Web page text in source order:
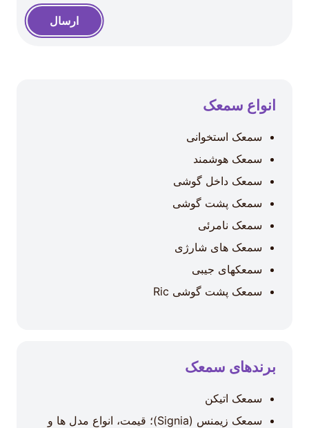
ارسال
انواع سمعک
سمعک استخوانی
سمعک هوشمند
سمعک داخل گوشی
سمعک پشت گوشی
سمعک نامرئی
سمعک های شارژی
سمعکهای جیبی
سمعک پشت گوشی Ric
برندهای سمعک
سمعک اتیکن
سمعک زیمنس (Signia)؛ قیمت، انواع مدل ها و